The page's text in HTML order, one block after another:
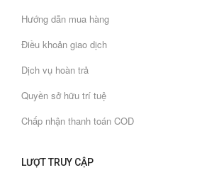
Hướng dẫn mua hàng
Điều khoản giao dịch
Dịch vụ hoàn trả
Quyền sở hữu trí tuệ
Chấp nhận thanh toán COD
LƯỢT TRUY CẬP